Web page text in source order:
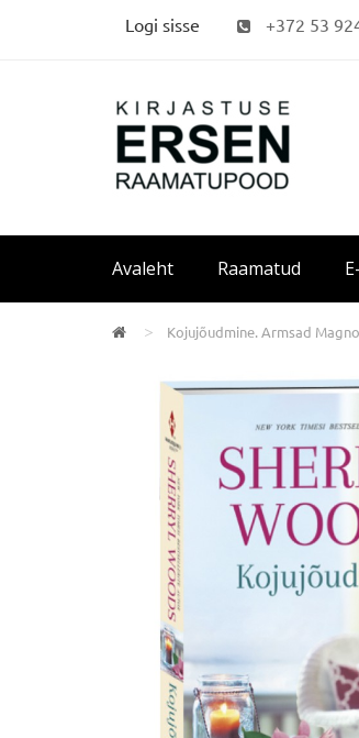
Logi sisse +372 53
Avaleht Raamatud
Kojujõudmine. Armsad